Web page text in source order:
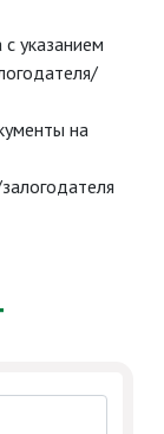
указанием
на